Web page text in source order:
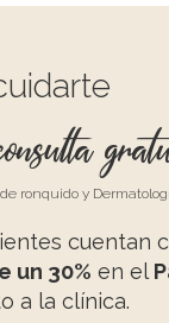
ronquido y
cuentan
un 30% en el
a la clínica.